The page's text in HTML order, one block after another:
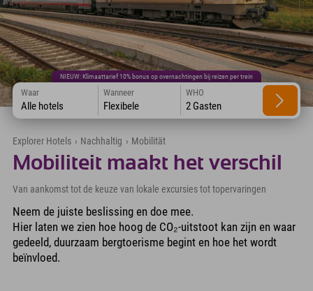
NIEUW: Klimaattarief 10% bonus op overnachtingen bij reizen per trein
Waar
Alle hotels
Wanneer
Flexibele
WHO
2 Gasten
Explorer Hotels › Nachhaltig › Mobilität
Mobiliteit maakt het verschil
Van aankomst tot de keuze van lokale excursies tot topervaringen
Neem de juiste beslissing en doe mee.
Hier laten we zien hoe hoog de CO₂-uitstoot kan zijn en waar
gedeeld, duurzaam bergtoerisme begint en hoe het wordt
beïnvloed.